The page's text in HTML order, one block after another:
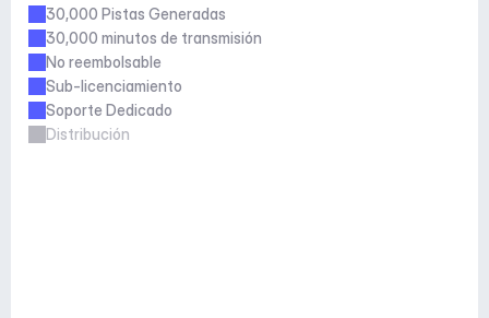
30,000 Pistas Generadas
30,000 minutos de transmisión
No reembolsable
Sub-licenciamiento
Soporte Dedicado
Distribución